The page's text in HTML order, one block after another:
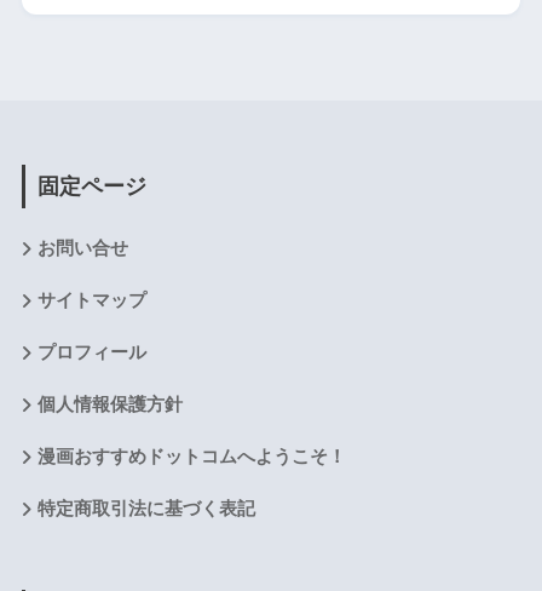
固定ページ
お問い合せ
サイトマップ
プロフィール
個人情報保護方針
漫画おすすめドットコムへようこそ！
特定商取引法に基づく表記